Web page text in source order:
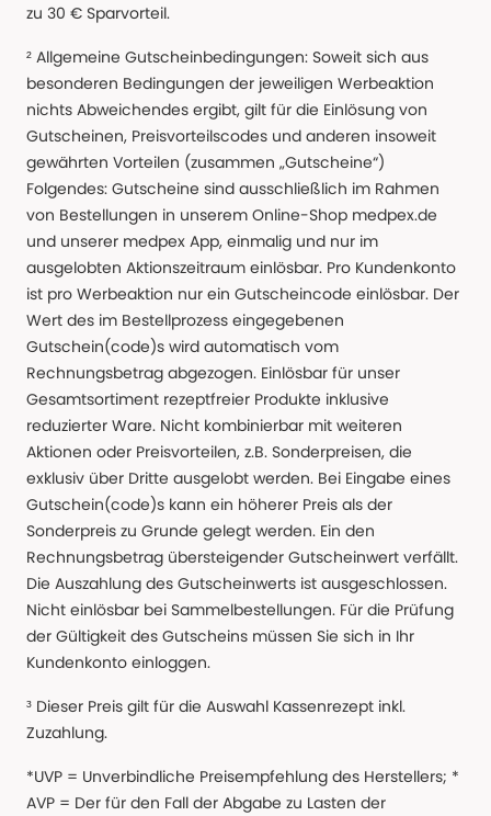
zu 30 € Sparvorteil.
² Allgemeine Gutscheinbedingungen: Soweit sich aus
besonderen Bedingungen der jeweiligen Werbeaktion
nichts Abweichendes ergibt, gilt für die Einlösung von
Gutscheinen, Preisvorteilscodes und anderen insoweit
gewährten Vorteilen (zusammen „Gutscheine“)
Folgendes: Gutscheine sind ausschließlich im Rahmen
von Bestellungen in unserem Online-Shop medpex.de
und unserer medpex App, einmalig und nur im
ausgelobten Aktionszeitraum einlösbar. Pro Kundenkonto
ist pro Werbeaktion nur ein Gutscheincode einlösbar. Der
Wert des im Bestellprozess eingegebenen
Gutschein(code)s wird automatisch vom
Rechnungsbetrag abgezogen. Einlösbar für unser
Gesamtsortiment rezeptfreier Produkte inklusive
reduzierter Ware. Nicht kombinierbar mit weiteren
Aktionen oder Preisvorteilen, z.B. Sonderpreisen, die
exklusiv über Dritte ausgelobt werden. Bei Eingabe eines
Gutschein(code)s kann ein höherer Preis als der
Sonderpreis zu Grunde gelegt werden. Ein den
Rechnungsbetrag übersteigender Gutscheinwert verfällt.
Die Auszahlung des Gutscheinwerts ist ausgeschlossen.
Nicht einlösbar bei Sammelbestellungen. Für die Prüfung
der Gültigkeit des Gutscheins müssen Sie sich in Ihr
Kundenkonto einloggen.
³ Dieser Preis gilt für die Auswahl Kassenrezept inkl.
Zuzahlung.
*UVP = Unverbindliche Preisempfehlung des Herstellers; *
AVP = Der für den Fall der Abgabe zu Lasten der